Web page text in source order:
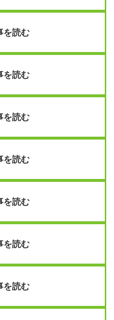
を読む
を読む
を読む
を読む
を読む
を読む
を読む